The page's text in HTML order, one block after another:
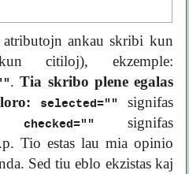
ankau skribi kun
citiloj), ekzemple:
.Tia skribo plene egalas
selected="" signifas
checked="" signifas
Tio estas lau mia opinio
Sed tiu eblo ekzistas kaj